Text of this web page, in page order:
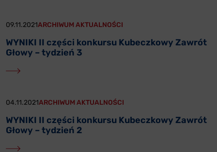
09.11.2021ARCHIWUM AKTUALNOŚCI
WYNIKI II części konkursu Kubeczkowy Zawrót
Głowy – tydzień 3
04.11.2021ARCHIWUM AKTUALNOŚCI
WYNIKI II części konkursu Kubeczkowy Zawrót
Głowy – tydzień 2